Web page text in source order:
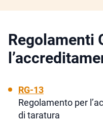
Regolamenti
RG-13
Regolamento per
di taratura